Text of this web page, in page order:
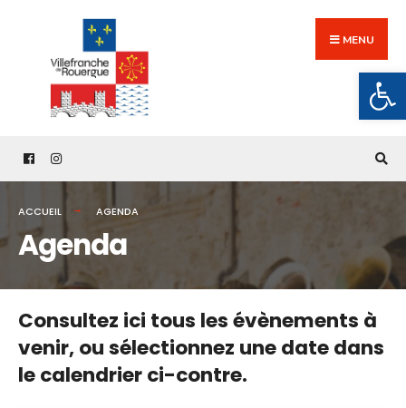
content
MENU
ACCUEIL AGENDA
Agenda
Consultez ici tous les évènements à
venir,ou sélectionnez une date dans
le calendrier ci-contre.